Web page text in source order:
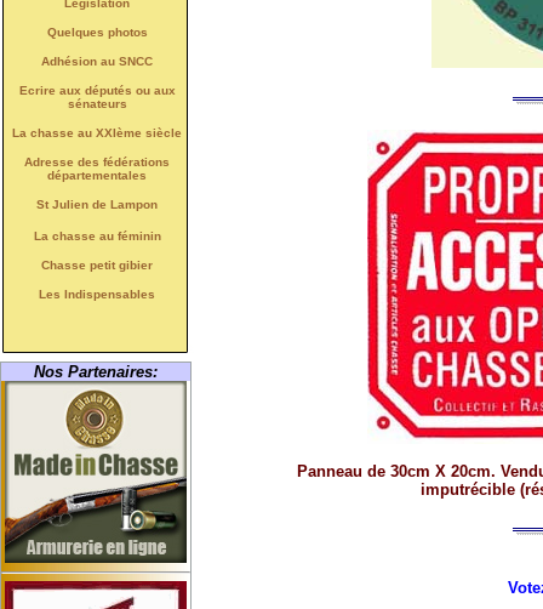
Législation
Quelques photos
Adhésion au SNCC
Ecrire aux députés ou aux
sénateurs
La chasse au XXIème siècle
Adresse des fédérations
départementales
St Julien de Lampon
La chasse au féminin
Chasse petit gibier
Les Indispensables
Nos Partenaires:
Panneau de 30cm X 20cm.
imputrécible